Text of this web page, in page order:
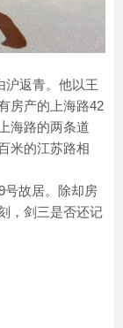
沪返青。他以王
房产的上海路42
海路的两条道
米的江苏路相
号故居。除却房
，剑三是否还记